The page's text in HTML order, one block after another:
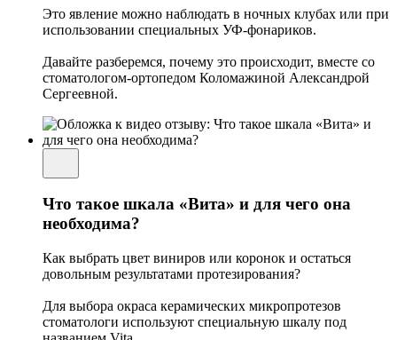
Это явление можно наблюдать в ночных клубах или при
использовании специальных УФ-фонариков.
Давайте разберемся, почему это происходит, вместе со
стоматологом-ортопедом Коломажиной Александрой
Сергеевной.
Что такое шкала «Вита» и для чего она
необходима?
Как выбрать цвет виниров или коронок и остаться
довольным результатами протезирования?
Для выбора окраса керамических микропротезов
стоматологи используют специальную шкалу под